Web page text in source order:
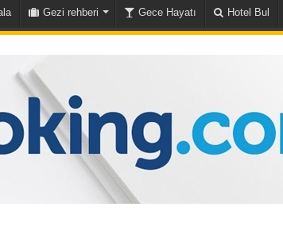
Gezi rehberi Gece Hayatı Hotel Bul